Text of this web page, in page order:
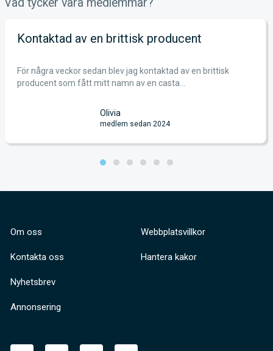
Kontaktad av en brittisk producent
För några veckor sedan blev jag kontaktad av en brittisk
producent som fått mitt namn av en casta...
Olivia
medlem sedan 2024
Om oss
Kontakta oss
Nyhetsbrev
Annonsering
Webbplatsvillkor
Hantera kakor